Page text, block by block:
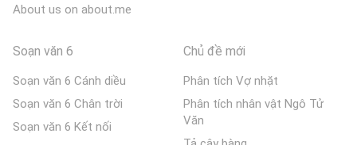
About us on about.me
Soạn văn 6
Soạn văn 6 Cánh diều
Soạn văn 6 Chân trời
Soạn văn 6 Kết nối
Chủ đề mới
Phân tích Vợ nhặt
Phân tích nhân vật Ngô Tử
Văn